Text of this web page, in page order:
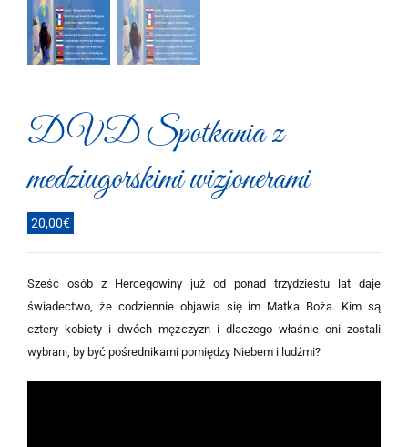
DVD Spotkania z
medziugorskimi wizjonerami
20,00€
Sześć osób z Hercegowiny już od ponad trzydziestu lat daje
świadectwo, że codziennie objawia się im Matka Boża. Kim są
cztery kobiety i dwóch mężczyzn i dlaczego właśnie oni zostali
wybrani, by być pośrednikami pomiędzy Niebem i ludźmi?